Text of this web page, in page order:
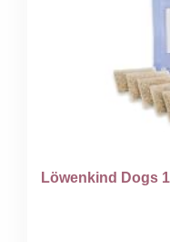
Löwenkind Dogs